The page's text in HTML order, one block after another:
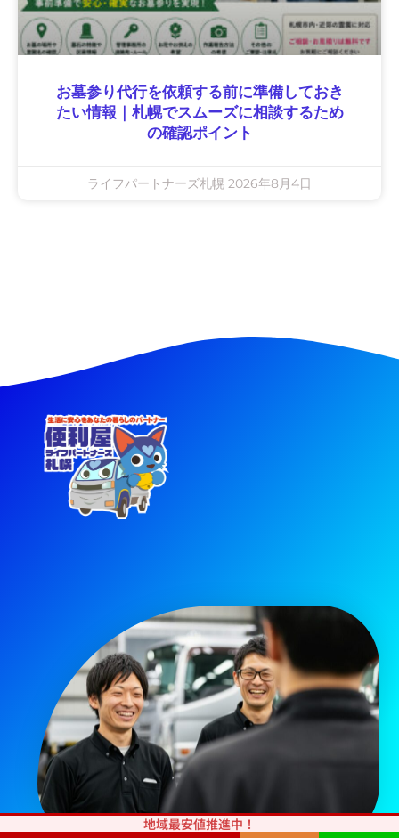
お墓参り代行を依頼する前に準備しておき
たい情報｜札幌でスムーズに相談するため
の確認ポイント
ライフパートナーズ札幌 2026年8月4日
地域最安値推進中！